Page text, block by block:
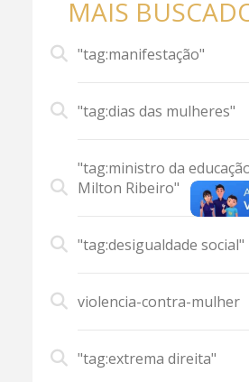
MAIS
"tag:manifestação"
"tag:dias das mulheres"
"tag:ministro da
Milton Ribeiro"
"tag:desigualdade social"
violencia-contra-mulher
"tag:extrema direita"